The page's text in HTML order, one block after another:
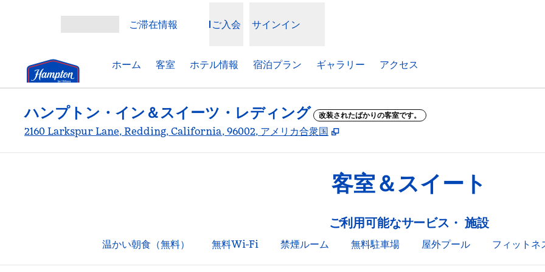
ご滞在情報 ご入会 サインイン
ホーム 客室 ホテル情報 宿泊プラン ギャラリー アクセス
ハンプトン・イン＆スイーツ・レディング 改装されたばかりの客室です。
2160 Larkspur Lane, Redding, California, 96002, アメリカ合衆国 ,
客室＆スイート
ご利用可能なサービス・ 施設
温かい朝食（無料） 無料Wi-Fi 禁煙ルーム 無料駐車場 屋外プール フィットネ